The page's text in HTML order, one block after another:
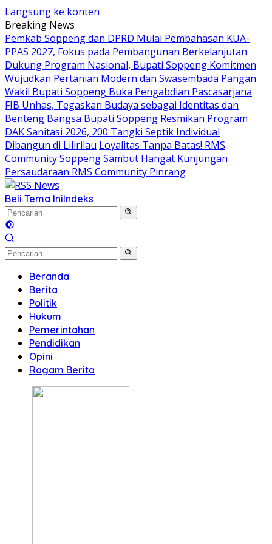
Langsung ke konten
Breaking News
Pemkab Soppeng dan DPRD Mulai Pembahasan KUA-
PPAS 2027, Fokus pada Pembangunan Berkelanjutan
Dukung Program Nasional, Bupati Soppeng Komitmen
Wujudkan Pertanian Modern dan Swasembada Pangan
Wakil Bupati Soppeng Buka Pengabdian Pascasarjana
FIB Unhas, Tegaskan Budaya sebagai Identitas dan
Benteng Bangsa Bupati Soppeng Resmikan Program
DAK Sanitasi 2026, 200 Tangki Septik Individual
Dibangun di Lilirilau Loyalitas Tanpa Batas! RMS
Community Soppeng Sambut Hangat Kunjungan
Persaudaraan RMS Community Pinrang
Beli Tema IniIndeks
Beranda
Berita
Politik
Hukum
Pemerintahan
Pendidikan
Opini
Ragam Berita